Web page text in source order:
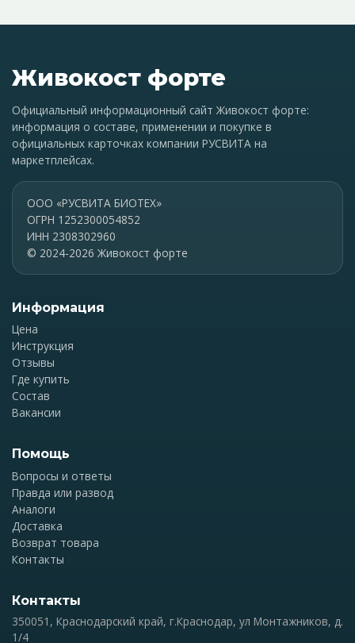
Живокост форте
Официальный информационный сайт Живокост форте:
информация о составе, применении и покупке в
официальных карточках компании РУСВИТА на
маркетплейсах.
ООО «РУСВИТА БИОТЕХ»
ОГРН 1252300054852
ИНН 2308302960
© 2024-2026 Живокост форте
Информация
Цена
Инструкция
Отзывы
Где купить
Состав
Вакансии
Помощь
Вопросы и ответы
Правда или развод
Аналоги
Доставка
Возврат товара
Контакты
Контакты
350051, Краснодарский край, г.Краснодар, ул Монтажников, д.
1/4